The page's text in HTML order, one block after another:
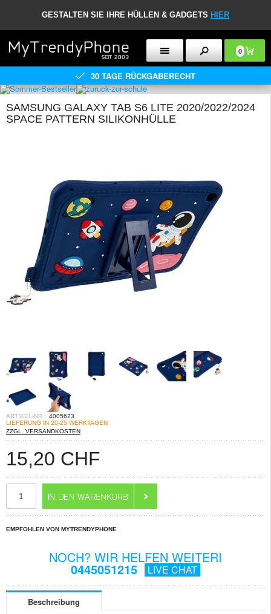
GESTALTEN SIE IHRE HÜLLEN & GADGETS HIER
0
30 TAGE RÜCKGABERECHT
SAMSUNG GALAXY TAB S6 LITE 2020/2022/2024
SPACE PATTERN SILIKONHÜLLE
ARTIKEL-NR.: 4005623
LIEFERUNG IN 20-25 WERKTAGEN
ZZGL. VERSANDKOSTEN
15,20 CHF
EMPFOHLEN VON MYTRENDYPHONE
NOCH? WIR HELFEN WEITERI
0445051215 LIVE CHAT
Beschreibung